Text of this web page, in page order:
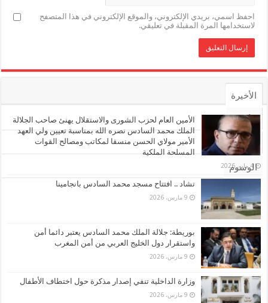
احفظ اسمي، بريدي الإلكتروني، والموقع الإلكتروني في هذا المتصفح
لاستخدامها المرة المقبلة في تعليقي.
الأخيرة
الأشهر
تعليقات
الوسوم
الأمين العام لحزب الشورى والاستقلال يهنئ صاحب الجلالة
الملك محمد السادس نصره الله بمناسبة تعيين ولي العهد
الأمير مولاي الحسن منسقا لمكاتب ومصالح القوات
المسلحة الملكية
4 مايو، 2026
تشاد .. افتتاح مسجد محمد السادس بانجامينا
9 مارس، 2026
بوريطة: جلالة الملك محمد السادس يعتبر دائما أمن
واستقرار دول الخليج العربي من أمن المغرب
9 مارس، 2026
وزارة الداخلية تنفي إصدار مذكرة حول اختطاف الأطفال
9 مارس، 2026